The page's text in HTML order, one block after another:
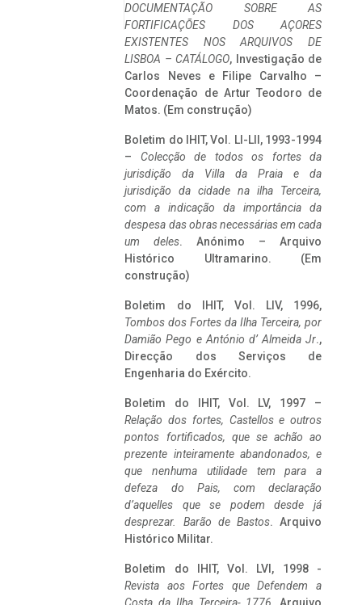
DOCUMENTAÇÃO SOBRE AS
FORTIFICAÇÕES DOS AÇORES
EXISTENTES NOS ARQUIVOS DE
LISBOA – CATÁLOGO, Investigação de
Carlos Neves e Filipe Carvalho –
Coordenação de Artur Teodoro de
Matos. (Em construção)
Boletim do IHIT, Vol. LI-LII, 1993-1994
– Colecção de todos os fortes da
jurisdição da Villa da Praia e da
jurisdição da cidade na ilha Terceira,
com a indicação da importância da
despesa das obras necessárias em cada
um deles. Anónimo – Arquivo
Histórico Ultramarino. (Em
construção)
Boletim do IHIT, Vol. LIV, 1996,
Tombos dos Fortes da Ilha Terceira, por
Damião Pego e António d’ Almeida Jr.,
Direcção dos Serviços de
Engenharia do Exército.
Boletim do IHIT, Vol. LV, 1997 –
Relação dos fortes, Castellos e outros
pontos fortificados, que se achão ao
prezente inteiramente abandonados, e
que nenhuma utilidade tem para a
defeza do Pais, com declaração
d’aquelles que se podem desde já
desprezar. Barão de Bastos. Arquivo
Histórico Militar.
Boletim do IHIT, Vol. LVI, 1998 -
Revista aos Fortes que Defendem a